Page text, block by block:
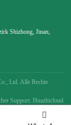
Shizhong, Jinan,
Ltd. Alle Rechte
Support: Huazhicloud